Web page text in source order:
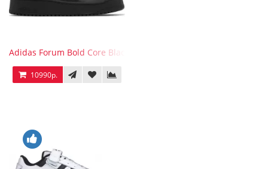
Adidas Forum Bold Core Black
10990р.